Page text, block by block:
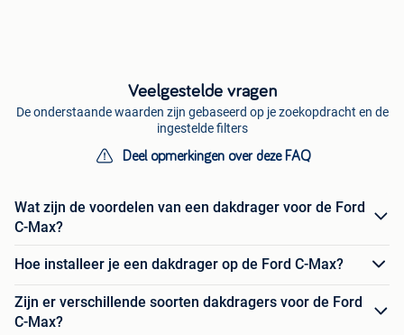
Veelgestelde vragen
De onderstaande waarden zijn gebaseerd op je zoekopdracht en de
ingestelde filters
Deel opmerkingen over deze FAQ
Wat zijn de voordelen van een dakdrager voor de Ford
C-Max?
Hoe installeer je een dakdrager op de Ford C-Max?
Zijn er verschillende soorten dakdragers voor de Ford
C-Max?